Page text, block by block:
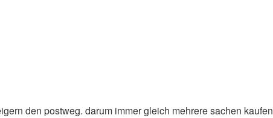
den postweg. darum immer gleich mehrere sachen kaufen